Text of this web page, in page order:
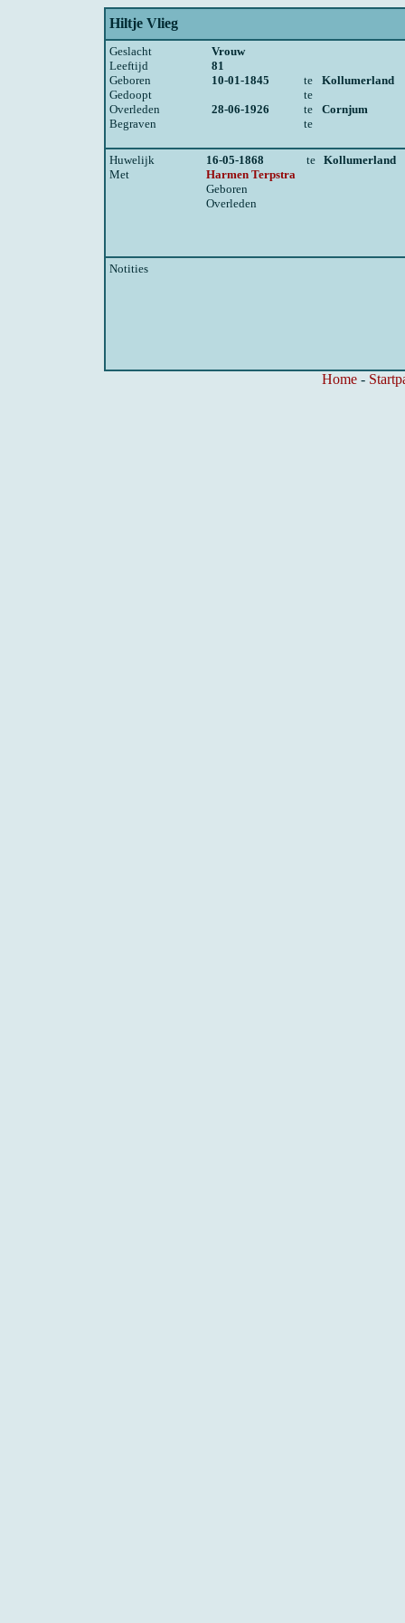
Hiltje Vlieg
Geslacht
Vrouw
Leeftijd
81
Geboren
10-01-1845 te
Kollumerland
Gedoopt
te
Overleden
28-06-1926 te
Cornjum
Begraven
te
Huwelijk 16-05-1868 te Kollumerland
Met
Harmen Terpstra
Geboren
Overleden
Notities
Home-